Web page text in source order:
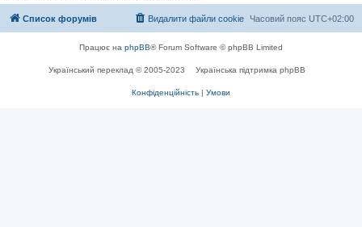
Список форумів Часовий пояс UTC+02:00
Видалити файли cookie
Працює на phpBB® Forum Software © phpBB Limited
Український переклад © 2005-2023 Українська підтримка phpBB
Конфіденційність | Умови